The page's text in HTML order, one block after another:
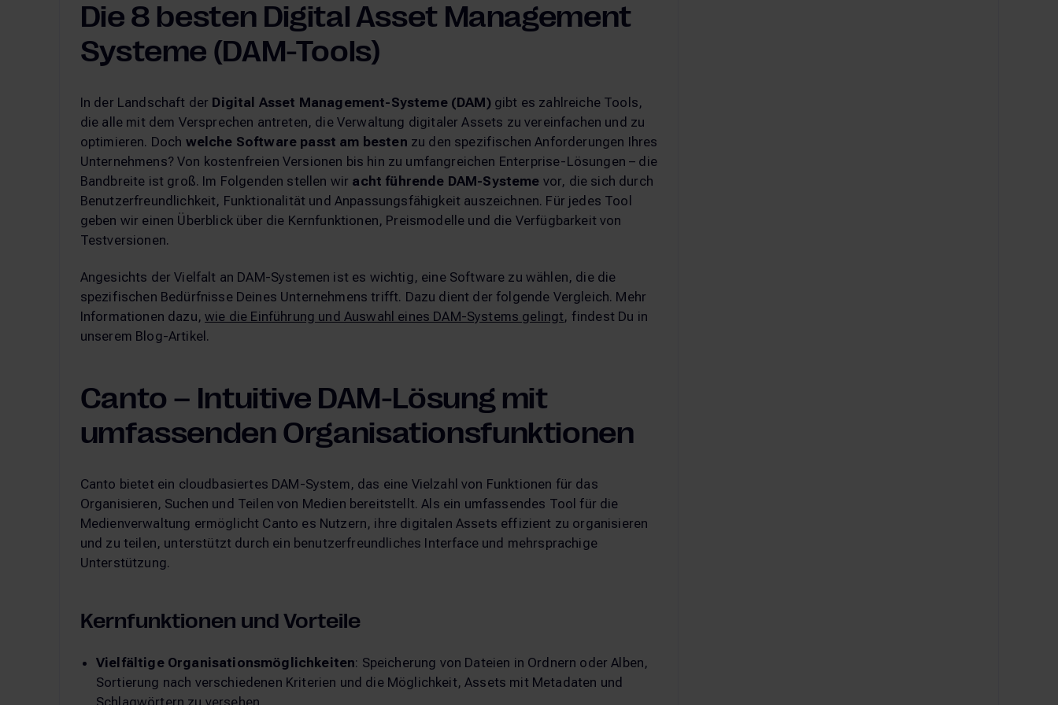
Die 8 besten Digital Asset Management
Systeme (DAM-Tools)
In der Landschaft der Digital Asset Management-Systeme (DAM)gibt es zahlreiche Tools,
die alle mit dem Versprechen antreten, die Verwaltung digitaler Assets zu vereinfachen und zu
optimieren. Doch welche Software passt am besten zu den spezifischen Anforderungen Ihres
Unternehmens? Von kostenfreien Versionen bis hin zu umfangreichen Enterprise-Lösungen – die
Bandbreite ist groß. Im Folgenden stellen wir acht führende DAM-Systeme vor, die sich durch
Benutzerfreundlichkeit, Funktionalität und Anpassungsfähigkeit auszeichnen. Für jedes Tool
geben wir einen Überblick über die Kernfunktionen, Preismodelle und die Verfügbarkeit von
Testversionen.
Angesichts der Vielfalt an DAM-Systemen ist es wichtig, eine Software zu wählen, die die
spezifischen Bedürfnisse Deines Unternehmens trifft. Dazu dient der folgende Vergleich. Mehr
Informationen dazu,wie die Einführung und Auswahl eines DAM-Systems gelingt, findest Du in
unserem Blog-Artikel.
Canto – Intuitive DAM-Lösung mit
umfassenden Organisationsfunktionen
Canto bietet ein cloudbasiertes DAM-System, das eine Vielzahl von Funktionen für das
Organisieren, Suchen und Teilen von Medien bereitstellt. Als ein umfassendes Tool für die
Medienverwaltung ermöglicht Canto es Nutzern, ihre digitalen Assets effizient zu organisieren
und zu teilen, unterstützt durch ein benutzerfreundliches Interface und mehrsprachige
Unterstützung​​.
Kernfunktionen und Vorteile
Vielfältige Organisationsmöglichkeiten: Speicherung von Dateien in Ordnern oder Alben,
Sortierung nach verschiedenen Kriterien und die Möglichkeit, Assets mit Metadaten und
Schlagwörtern zu versehen.